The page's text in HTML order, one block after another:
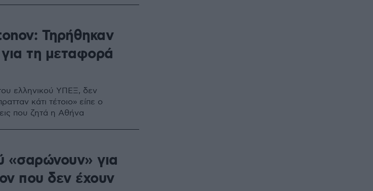
Τηρήθηκαν
για τη μεταφορά
ελληνικού ΥΠΕΞ, δεν
κάτι τέτοιο» είπε ο
που ζητά η Αθήνα
«σαρώνουν» για
που δεν έχουν